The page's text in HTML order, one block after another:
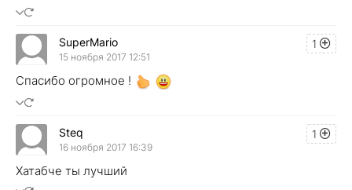
1
SuperMario
15 ноября 2017 12:51
Спасибо огромное !
1
Steq
16 ноября 2017 16:39
Хатабче ты лучший